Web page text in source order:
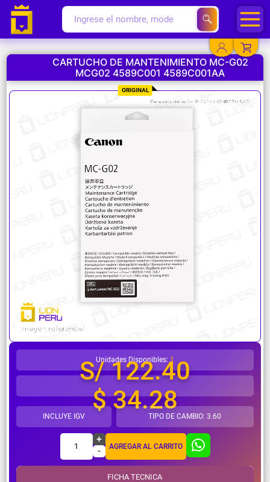
YA EXISTO
SOY NUEVO
¿Necesitas ayuda?
CARTUCHO DE MANTENIMIENTO MC-G02
MCG02 4589C001 4589C001AA
ORIGINAL
Unidades Disponibles:1
S/ 122.40
$ 34.28
INCLUYE IGV TIPO DE CAMBIO: 3.60
1
+
-
AGREGAR AL CARRITO
FICHA TECNICA